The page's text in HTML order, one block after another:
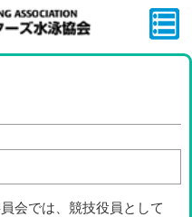
会では、競技役員として